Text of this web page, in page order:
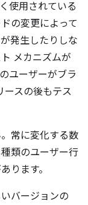
使用されている
の変更によって
発生したりしな
メカニズムが
ユーザーがブラ
ースの後もテス
常に変化する数
類のユーザー行
ります。
バージョンの